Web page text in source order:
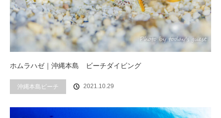
ホムラハゼ｜沖縄本島 ビーチダイビング
沖縄本島ビーチ 2021.10.29